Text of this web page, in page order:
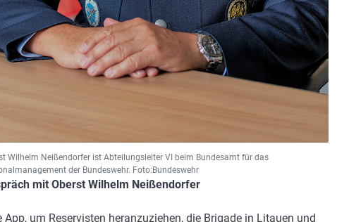
Wilhelm Neißendorfer ist Abteilungsleiter VI beim Bundesamt für das
der Bundeswehr. Foto:Bundeswehr
mit Oberst Wilhelm Neißendorfer
App, um Reservisten heranzuziehen, die Brigade in Litauen und